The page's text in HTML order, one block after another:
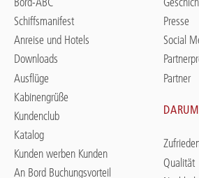
SUCHEN
Schiffsmanifest
Anreise und Hotels
Downloads
Ausflüge
Kabinengrüße
Kundenclub
Katalog
Kunden werben Kunden
An Bord Buchungsvorteil
Presse
Social
Partner
Qualität